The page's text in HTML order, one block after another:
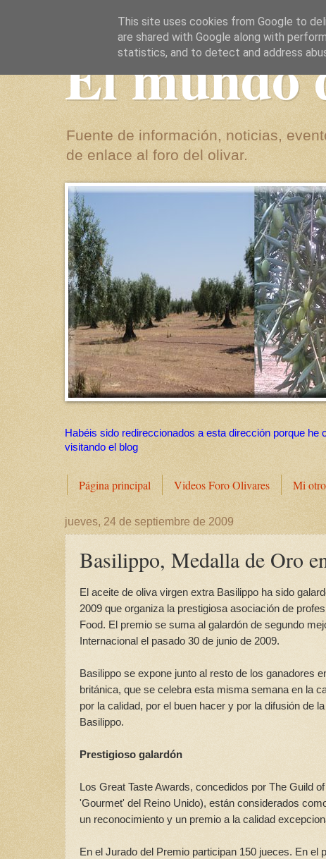
El mundo
Fuente de información, noticias,
de enlace al foro del olivar.
Habéis sido redireccionados a esta dirección porque he
visitando el blog
Página principal Videos Foro Olivares Mi
jueves, 24 de septiembre de 2009
Basilippo, Medalla de Oro
El aceite de oliva virgen extra Basilippo ha sido
2009 que organiza la prestigiosa asociación de
Food. El premio se suma al galardón de segundo
Internacional el pasado 30 de junio de 2009.
Basilippo se expone junto al resto de los ganadores
británica, que se celebra esta misma semana en la
por la calidad, por el buen hacer y por la difusión de
Basilippo.
Prestigioso galardón
Los Great Taste Awards, concedidos por The Guild
'Gourmet' del Reino Unido), están considerados
un reconocimiento y un premio a la calidad
En el Jurado del Premio participan 150 jueces. En
This site uses cookies from Google to
are shared with Google along with
statistics, and to detect and address